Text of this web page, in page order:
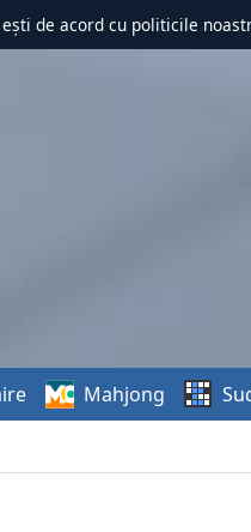
de acord cu politicile
Mahjong